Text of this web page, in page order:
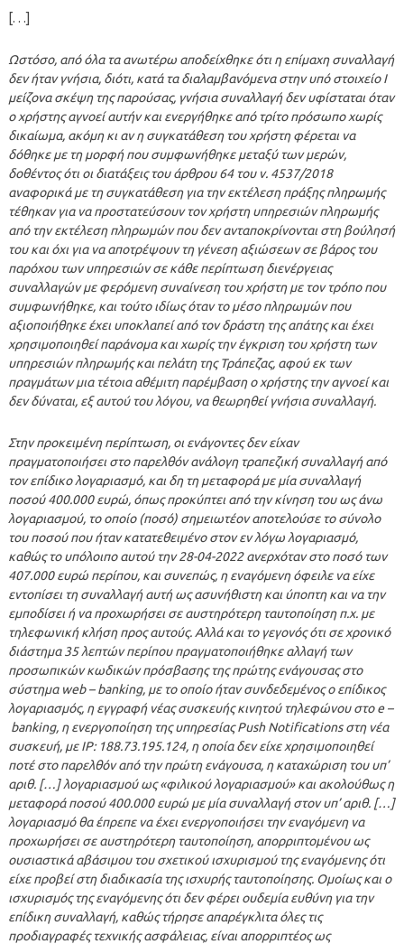
[. . .]
Ωστόσο, από όλα τα ανωτέρω αποδείχθηκε ότι η επίμαχη συναλλαγή
δεν ήταν γνήσια, διότι, κατά τα διαλαμβανόμενα στην υπό στοιχείο Ι
μείζονα σκέψη της παρούσας, γνήσια συναλλαγή δεν υφίσταται όταν
ο χρήστης αγνοεί αυτήν και ενεργήθηκε από τρίτο πρόσωπο χωρίς
δικαίωμα, ακόμη κι αν η συγκατάθεση του χρήστη φέρεται να
δόθηκε με τη μορφή που συμφωνήθηκε μεταξύ των μερών,
δοθέντος ότι οι διατάξεις του άρθρου 64 του ν. 4537/2018
αναφορικά με τη συγκατάθεση για την εκτέλεση πράξης πληρωμής
τέθηκαν για να προστατεύσουν τον χρήστη υπηρεσιών πληρωμής
από την εκτέλεση πληρωμών που δεν ανταποκρίνονται στη βούλησή
του και όχι για να αποτρέψουν τη γένεση αξιώσεων σε βάρος του
παρόχου των υπηρεσιών σε κάθε περίπτωση διενέργειας
συναλλαγών με φερόμενη συναίνεση του χρήστη με τον τρόπο που
συμφωνήθηκε, και τούτο ιδίως όταν το μέσο πληρωμών που
αξιοποιήθηκε έχει υποκλαπεί από τον δράστη της απάτης και έχει
χρησιμοποιηθεί παράνομα και χωρίς την έγκριση του χρήστη των
υπηρεσιών πληρωμής και πελάτη της Τράπεζας, αφού εκ των
πραγμάτων μια τέτοια αθέμιτη παρέμβαση ο χρήστης την αγνοεί και
δεν δύναται, εξ αυτού του λόγου, να θεωρηθεί γνήσια συναλλαγή.
Στην προκειμένη περίπτωση, οι ενάγοντες δεν είχαν
πραγματοποιήσει στο παρελθόν ανάλογη τραπεζική συναλλαγή από
τον επίδικο λογαριασμό, και δη τη μεταφορά με μία συναλλαγή
ποσού 400.000 ευρώ, όπως προκύπτει από την κίνηση του ως άνω
λογαριασμού, το οποίο (ποσό) σημειωτέον αποτελούσε το σύνολο
του ποσού που ήταν κατατεθειμένο στον εν λόγω λογαριασμό,
καθώς το υπόλοιπο αυτού την 28-04-2022 ανερχόταν στο ποσό των
407.000 ευρώ περίπου, και συνεπώς, η εναγόμενη όφειλε να είχε
εντοπίσει τη συναλλαγή αυτή ως ασυνήθιστη και ύποπτη και να την
εμποδίσει ή να προχωρήσει σε αυστηρότερη ταυτοποίηση π.χ. με
τηλεφωνική κλήση προς αυτούς. Αλλά και το γεγονός ότι σε χρονικό
διάστημα 35 λεπτών περίπου πραγματοποιήθηκε αλλαγή των
προσωπικών κωδικών πρόσβασης της πρώτης ενάγουσας στο
σύστημα web – banking, με το οποίο ήταν συνδεδεμένος ο επίδικος
λογαριασμός, η εγγραφή νέας συσκευής κινητού τηλεφώνου στο e –
banking, η ενεργοποίηση της υπηρεσίας Push Notifications στη νέα
συσκευή, με IP: 188.73.195.124, η οποία δεν είχε χρησιμοποιηθεί
ποτέ στο παρελθόν από την πρώτη ενάγουσα, η καταχώριση του υπ’
αριθ. […] λογαριασμού ως «φιλικού λογαριασμού» και ακολούθως η
μεταφορά ποσού 400.000 ευρώ με μία συναλλαγή στον υπ’ αριθ. […]
λογαριασμό θα έπρεπε να έχει ενεργοποιήσει την εναγόμενη να
προχωρήσει σε αυστηρότερη ταυτοποίηση, απορριπτομένου ως
ουσιαστικά αβάσιμου του σχετικού ισχυρισμού της εναγόμενης ότι
είχε προβεί στη διαδικασία της ισχυρής ταυτοποίησης. Ομοίως και ο
ισχυρισμός της εναγόμενης ότι δεν φέρει ουδεμία ευθύνη για την
επίδικη συναλλαγή, καθώς τήρησε απαρέγκλιτα όλες τις
προδιαγραφές τεχνικής ασφάλειας, είναι απορριπτέος ως